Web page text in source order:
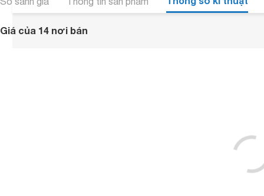
Giá của 14 nơi bán